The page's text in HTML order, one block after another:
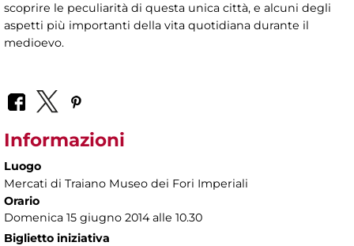
scoprire le peculiarità di questa unica città, e alcuni degli
aspetti più importanti della vita quotidiana durante il
medioevo.
Informazioni
Luogo
Mercati di Traiano Museo dei Fori Imperiali
Orario
Domenica 15 giugno 2014 alle 10.30
Biglietto iniziativa